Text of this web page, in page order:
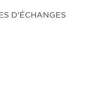
D'ÉCHANGES